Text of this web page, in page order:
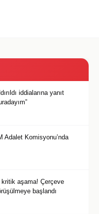
iddialarına yanıt
Adalet Komisyonu’nda
aşama! Çerçeve
başlandı